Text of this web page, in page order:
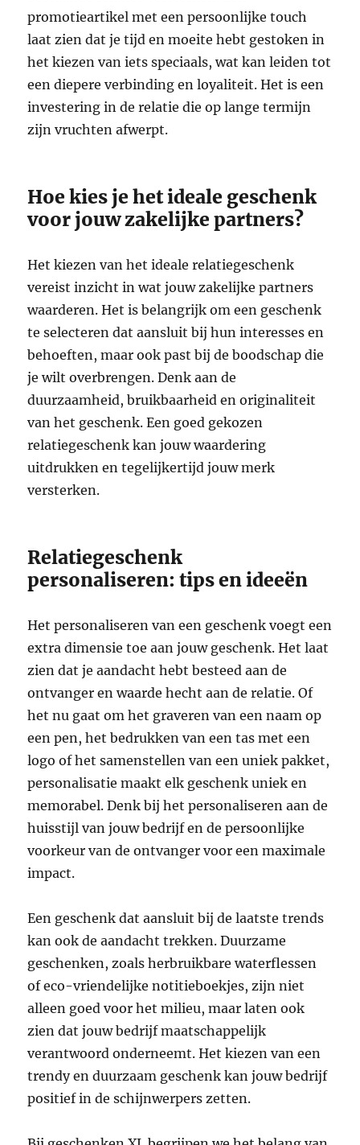
promotieartikel met een persoonlijke touch
laat zien dat je tijd en moeite hebt gestoken in
het kiezen van iets speciaals, wat kan leiden tot
een diepere verbinding en loyaliteit. Het is een
investering in de relatie die op lange termijn
zijn vruchten afwerpt.
Hoe kies je het ideale geschenk
voor jouw zakelijke partners?
Het kiezen van het ideale relatiegeschenk
vereist inzicht in wat jouw zakelijke partners
waarderen. Het is belangrijk om een geschenk
te selecteren dat aansluit bij hun interesses en
behoeften, maar ook past bij de boodschap die
je wilt overbrengen. Denk aan de
duurzaamheid, bruikbaarheid en originaliteit
van het geschenk. Een goed gekozen
relatiegeschenk kan jouw waardering
uitdrukken en tegelijkertijd jouw merk
versterken.
Relatiegeschenk
personaliseren: tips en ideeën
Het personaliseren van een geschenk voegt een
extra dimensie toe aan jouw geschenk. Het laat
zien dat je aandacht hebt besteed aan de
ontvanger en waarde hecht aan de relatie. Of
het nu gaat om het graveren van een naam op
een pen, het bedrukken van een tas met een
logo of het samenstellen van een uniek pakket,
personalisatie maakt elk geschenk uniek en
memorabel. Denk bij het personaliseren aan de
huisstijl van jouw bedrijf en de persoonlijke
voorkeur van de ontvanger voor een maximale
impact.
Een geschenk dat aansluit bij de laatste trends
kan ook de aandacht trekken. Duurzame
geschenken, zoals herbruikbare waterflessen
of eco-vriendelijke notitieboekjes, zijn niet
alleen goed voor het milieu, maar laten ook
zien dat jouw bedrijf maatschappelijk
verantwoord onderneemt. Het kiezen van een
trendy en duurzaam geschenk kan jouw bedrijf
positief in de schijnwerpers zetten.